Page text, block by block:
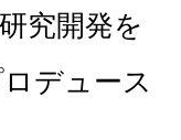
究開発を
デュース